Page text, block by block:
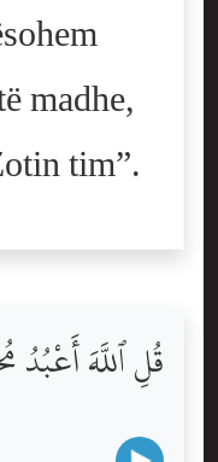
madhe,
tim”.
قُلِ ٱللَّهَ أَعْبُدُ